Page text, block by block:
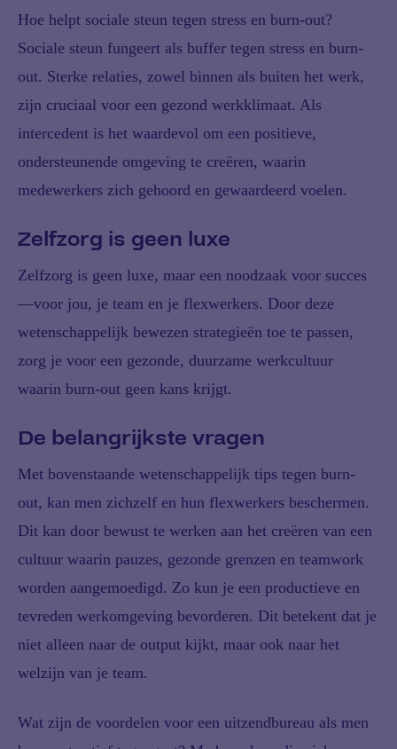
Hoe helpt sociale steun tegen stress en burn-out?
Sociale steun fungeert als buffer tegen stress en burn-
out. Sterke relaties, zowel binnen als buiten het werk,
zijn cruciaal voor een gezond werkklimaat. Als
intercedent is het waardevol om een positieve,
ondersteunende omgeving te creëren, waarin
medewerkers zich gehoord en gewaardeerd voelen.
Zelfzorg is geen luxe
Zelfzorg is geen luxe, maar een noodzaak voor succes
—voor jou, je team en je flexwerkers. Door deze
wetenschappelijk bewezen strategieën toe te passen,
zorg je voor een gezonde, duurzame werkcultuur
waarin burn-out geen kans krijgt.
De belangrijkste vragen
Met bovenstaande wetenschappelijk tips tegen burn-
out, kan men zichzelf en hun flexwerkers beschermen.
Dit kan door bewust te werken aan het creëren van een
cultuur waarin pauzes, gezonde grenzen en teamwork
worden aangemoedigd. Zo kun je een productieve en
tevreden werkomgeving bevorderen. Dit betekent dat je
niet alleen naar de output kijkt, maar ook naar het
welzijn van je team.
Wat zijn de voordelen voor een uitzendbureau als men